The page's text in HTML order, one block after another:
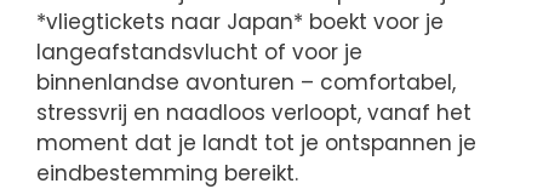
*vliegtickets naar Japan* boekt voor je
langeafstandsvlucht of voor je
binnenlandse avonturen – comfortabel,
stressvrij en naadloos verloopt, vanaf het
moment dat je landt tot je ontspannen je
eindbestemming bereikt.